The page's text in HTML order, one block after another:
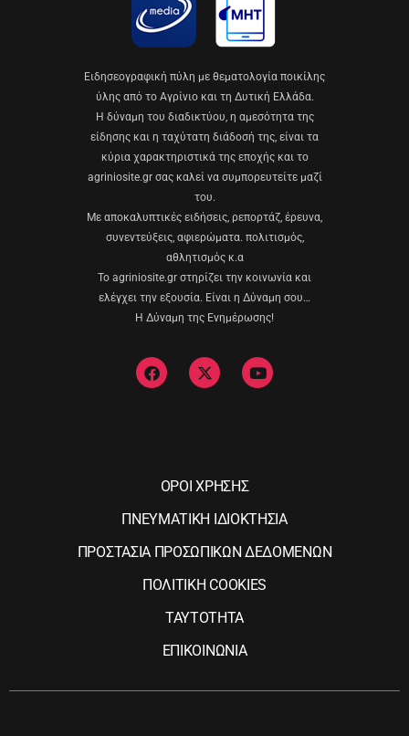
Eιδησεογραφική πύλη με θεματολογία ποικίλης
ύλης από το Αγρίνιο και τη Δυτική Ελλάδα.
Η δύναμη του διαδικτύου, η αμεσότητα της
είδησης και η ταχύτατη διάδοσή της, είναι τα
κύρια χαρακτηριστικά της εποχής και το
agriniosite.gr σας καλεί να συμπορευτείτε μαζί
του.
Με αποκαλυπτικές ειδήσεις, ρεπορτάζ, έρευνα,
συνεντεύξεις, αφιερώματα. πολιτισμός,
αθλητισμός κ.α
Το agriniosite.gr στηρίζει την κοινωνία και
ελέγχει την εξουσία. Είναι η Δύναμη σου…
Η Δύναμη της Ενημέρωσης!
ΟΡΟΙ ΧΡΗΣΗΣ
ΠΝΕΥΜΑΤΙΚΗ ΙΔΙΟΚΤΗΣΙΑ
ΠΡΟΣΤΑΣΙΑ ΠΡΟΣΩΠΙΚΩΝ ΔΕΔΟΜΕΝΩΝ
ΠΟΛΙΤΙΚΗ COOKIES
ΤΑΥΤΟΤΗΤΑ
ΕΠΙΚΟΙΝΩΝΙΑ